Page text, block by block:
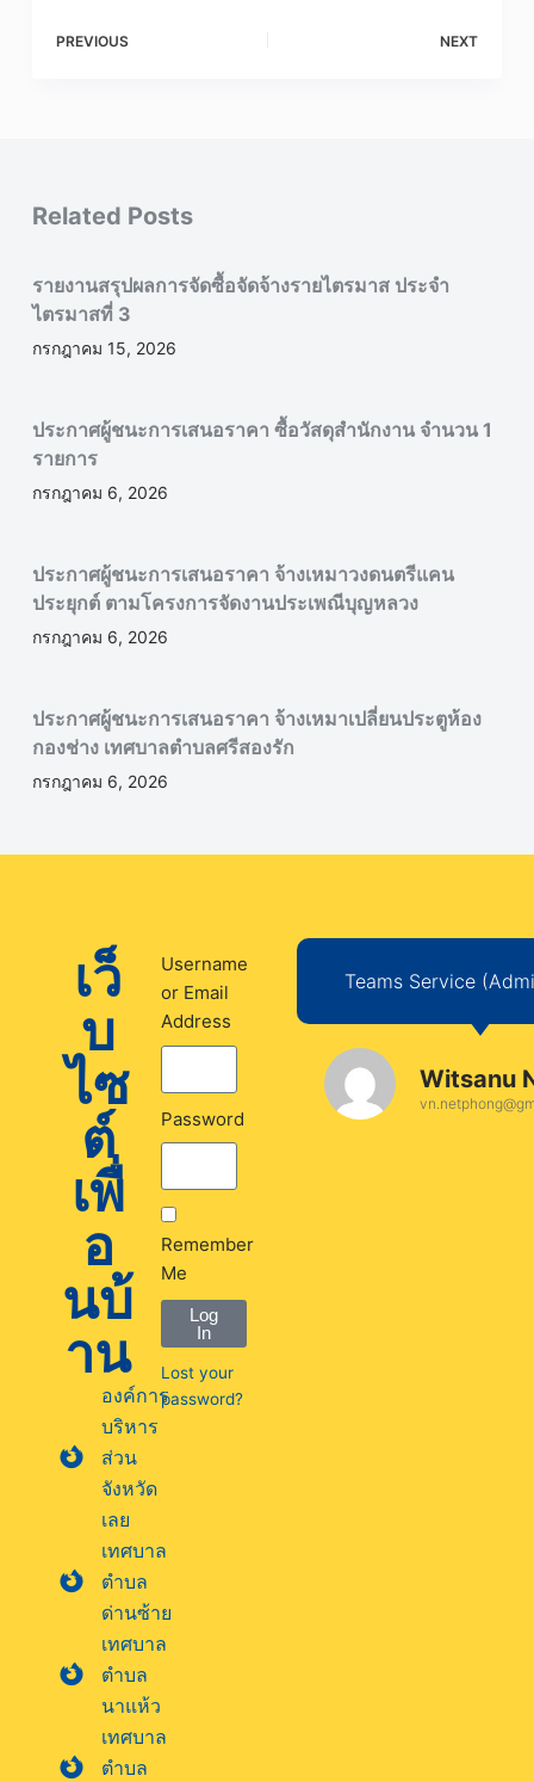
PREVIOUS NEXT
Related Posts
รายงานสรุปผลการจัดซื้อจัดจ้างรายไตรมาส ประจำ
ไตรมาสที่ 3
กรกฎาคม 15, 2026
ประกาศผู้ชนะการเสนอราคา ซื้อวัสดุสำนักงาน จำนวน 1
รายการ
กรกฎาคม 6, 2026
ประกาศผู้ชนะการเสนอราคา จ้างเหมาวงดนตรีแคน
ประยุกต์ ตามโครงการจัดงานประเพณีบุญหลวง
กรกฎาคม 6, 2026
ประกาศผู้ชนะการเสนอราคา จ้างเหมาเปลี่ยนประตูห้อง
กองช่าง เทศบาลตำบลศรีสองรัก
กรกฎาคม 6, 2026
เว็
บ
ไซ
ต์
เพื่
อ
นบ้
าน
องค์การ
บริหาร
ส่วน
จังหวัด
เลย
เทศบาล
ตำบล
ด่านซ้าย
เทศบาล
ตำบล
นาแห้ว
เทศบาล
ตำบล
Username
or Email
Address
Password
Remember
Me
Log
In
Lost your
password?
Teams Service
Witsanu